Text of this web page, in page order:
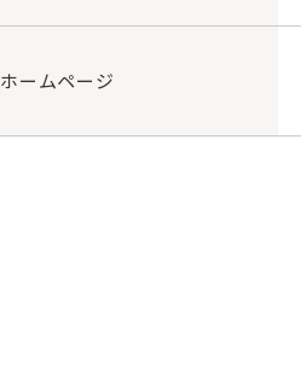
ホームページ